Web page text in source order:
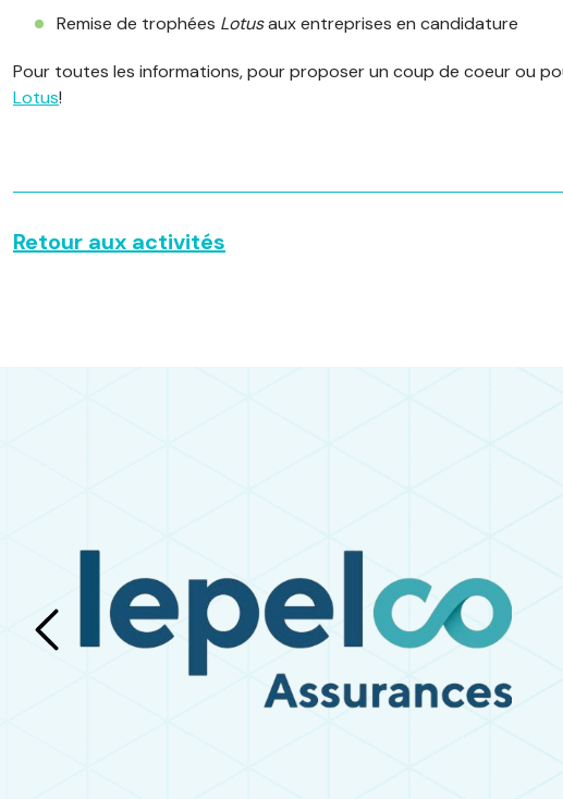
Remise de trophées Lotusaux entreprises en candidature
Pour toutes les informations, pour proposer un coup de coeur ou
Lotus!
Retour aux activités